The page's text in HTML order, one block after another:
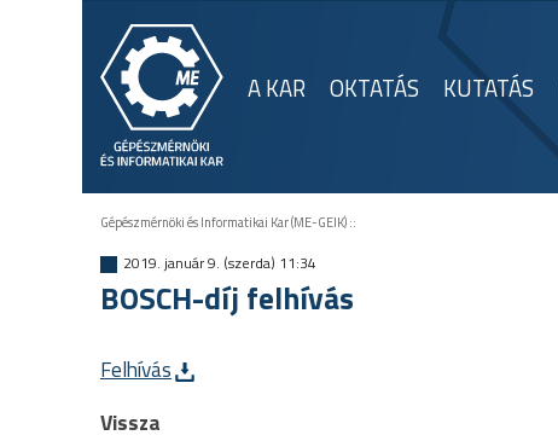
A KAR OKTATÁS KUTATÁS
Gépészmérnöki és Informatikai Kar (ME-GEIK)::
2019. január 9. (szerda) 11:34
BOSCH-díj felhívás
Felhívás
Vissza